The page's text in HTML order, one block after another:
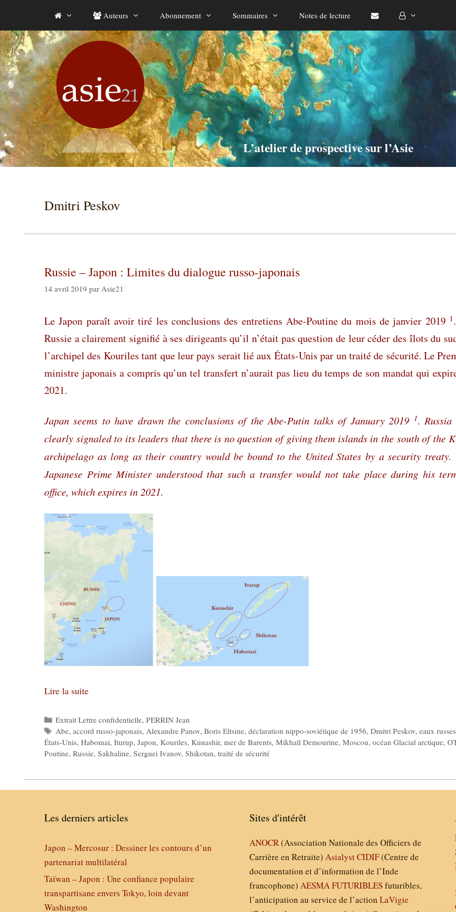
contenu
Auteurs Abonnement Sommaires Notes de lecture
L’atelier de prospective sur l’Asie
Dmitri Peskov
Russie – Japon : Limites du dialogue russo-japonais
14 avril 2019 par Asie21
Le Japon paraît avoir tiré les conclusions des entretiens Abe-Poutine du mois de janvier 2019 1
Russie a clairement signifié à ses dirigeants qu’il n’était pas question de leur céder des îlots du
l’archipel des Kouriles tant que leur pays serait lié aux États-Unis par un traité de sécurité. Le
ministre japonais a compris qu’un tel transfert n’aurait pas lieu du temps de son mandat qui
2021.
Japan seems to have drawn the conclusions of the Abe-Putin talks of January 2019 1. Russia
clearly signaled to its leaders that there is no question of giving them islands in the south of the
archipelago as long as their country would be bound to the United States by a security treaty.
Japanese Prime Minister understood that such a transfer would not take place during his
office, which expires in 2021.
Lire la suite
Catégories
Extrait Lettre confidentielle,PERRIN Jean
Étiquettes
Abe,accord russo-japonais, Alexandre Panov,Boris Eltsine,déclaration nippo-soviétique de 1956,Dmitri Peskov,eaux russes
États-Unis, Habomai, Iturup, Japon, Kouriles, Kunashir, mer de Barents, Mikhaïl Demourine, Moscou, océan Glacial arctique,
Poutine, Russie, Sakhaline, Serguei Ivanov, Shikotan, traité de sécurité
Les derniers articles
Japon – Mercosur : Dessiner les contours d’un
partenariat multilatéral
Taïwan – Japon : Une confiance populaire
transpartisane envers Tokyo, loin devant
Washington
Sites d'intérêt
ANOCR(Association Nationale des Officiers de
Carrière en Retraite)AsialystCIDIF(Centre de
documentation et d’information de l’Inde
francophone)AESMAFUTURIBLESfuturibles,
l’anticipation au service de l’actionLaVigie